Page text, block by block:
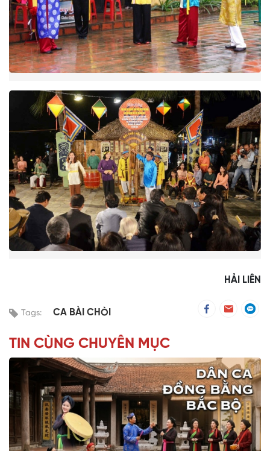
HẢI LIÊN
Tags: CA BÀI CHÒI
TIN CÙNG CHUYÊN MỤC